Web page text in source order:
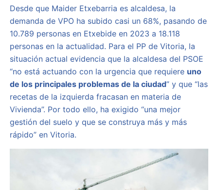
Desde que Maider Etxebarria es alcaldesa, la
demanda de VPO ha subido casi un 68%, pasando de
10.789 personas en Etxebide en 2023 a 18.118
personas en la actualidad. Para el PP de Vitoria, la
situación actual evidencia que la alcaldesa del PSOE
“no está actuando con la urgencia que requiere uno
de los principales problemas de la ciudad” y que “las
recetas de la izquierda fracasan en materia de
Vivienda”. Por todo ello, ha exigido “una mejor
gestión del suelo y que se construya más y más
rápido” en Vitoria.